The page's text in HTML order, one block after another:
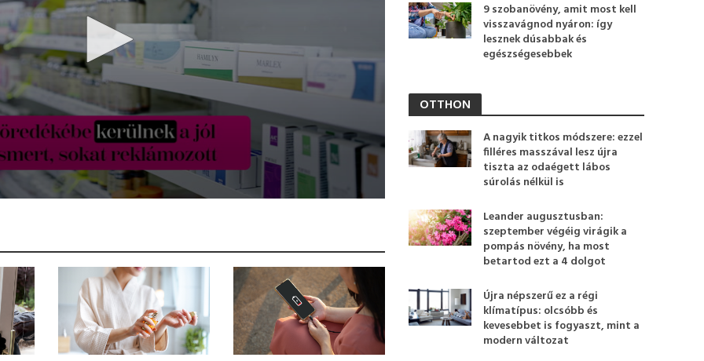
9 szobanövény, amit most kell
visszavágnod nyáron: így
lesznek dúsabbak és
egészségesebbek
OTTHON
A nagyik titkos módszere: ezzel
filléres masszával lesz újra
tiszta az odaégett lábos
súrolás nélkül is
Leander augusztusban:
szeptember végéig virágik a
pompás növény, ha most
betartod ezt a 4 dolgot
Újra népszerű ez a régi
klímatípus: olcsóbb és
kevesebbet is fogyaszt, mint a
modern változat